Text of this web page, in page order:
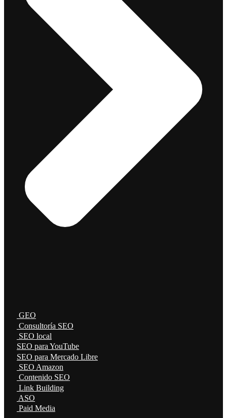
GEO
Consultoría SEO
SEO local
SEO para YouTube
SEO para Mercado Libre
SEO Amazon
Contenido SEO
Link Building
ASO
Paid Media